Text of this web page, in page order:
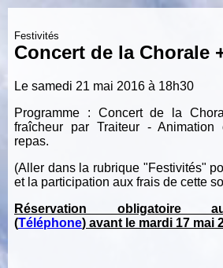
Festivités
Concert de la Chorale
Le samedi 21 mai 2016 à 18h30
Programme : Concert de la
fraîcheur par Traiteur - Animation
repas.
(Aller dans la rubrique "Festivités"
et la participation aux frais de cette
Réservation obligatoire
(Téléphone) avant le mardi 17 mai